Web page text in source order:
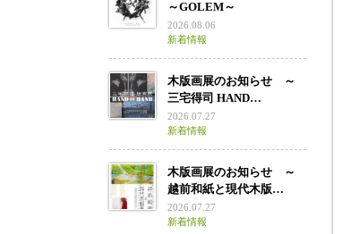
～GOLEM～
2026.08.06
新着情報
木版画展のお知らせ ～
三宅得司 HAND…
2026.07.27
新着情報
木版画展のお知らせ ～
越前和紙と現代木版…
2026.07.27
新着情報